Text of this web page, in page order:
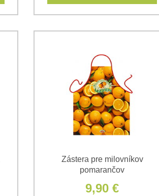
Zástera pre milovníkov
pomarančov
9,90 €